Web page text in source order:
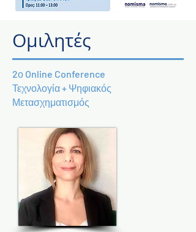
Ομιλητές
2ο Online Conference
Τεχνολογία + Ψηφιακός
Μετασχηματισμός